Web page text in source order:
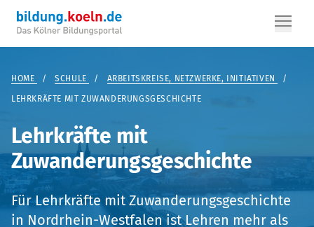
HOME / SCHULE / ARBEITSKREISE, NETZWERKE, INITIATIVEN /
LEHRKRÄFTE MIT ZUWANDERUNGSGESCHICHTE
Lehrkräfte mit
Zuwanderungsgeschichte
Für Lehrkräfte mit Zuwanderungsgeschichte
in Nordrhein-Westfalen ist Lehren mehr als